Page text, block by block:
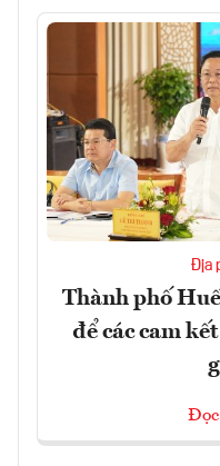
Địa
Thành phố
để các cam
Đọc